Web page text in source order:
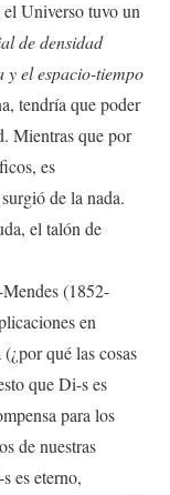
Universo tuvo un
de densidad
y el espacio-tiempo
tendría que poder
Mientras que por
es
de la nada.
el talón de
(1852-
en
qué las cosas
que Di-s es
para los
de nuestras
es eterno,